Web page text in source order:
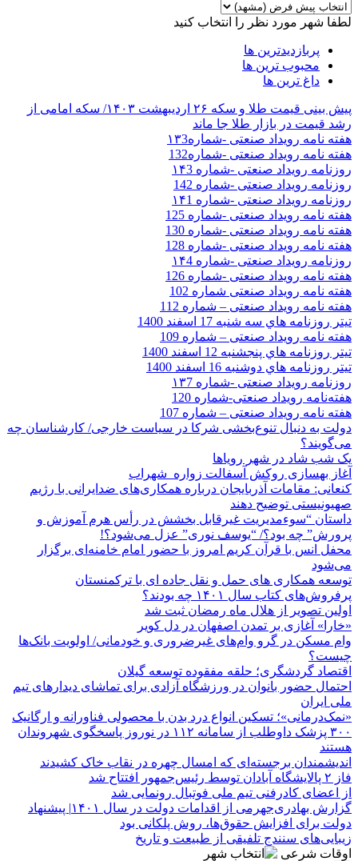
لطفا شهر مورد نظر را انتخاب کنید
پربازدیدترین ها
محبوب ترین ها
داغ ترین ها
پیش‌ بینی قیمت طلا و سکه ۲۶ اردیبهشت ۱۴۰۳/ سکه امامی از
رشد قیمت در بازار طلا جا ماند
هفته نامه رویداد صنعتی -شماره۱۳3
هفته نامه رویداد صنعتی -شماره132
روزنامه رویداد صنعتی -شماره ۱۴3
روزنامه رویداد صنعتی -شماره 142
روزنامه رویداد صنعتی -شماره ۱۴1
هفته نامه رویداد صنعتی -شماره 125
هفته نامه رویداد صنعتی -شماره 130
هفته نامه رویداد صنعتی -شماره 128
روزنامه رویداد صنعتی -شماره ۱۴4
هفته نامه رویداد صنعتی -شماره 126
هفته نامه رویداد صنعتی شماره 102
هفته نامه رویداد صنعتی – شماره 112
تيتر روزنامه هاي سه شنبه 17 اسفند 1400
هفته نامه رویداد صنعتی – شماره 109
تيتر روزنامه هاي پنجشنبه 12 اسفند 1400
تيتر روزنامه هاي دوشنبه 16 اسفند 1400
روزنامه رویداد صنعتی -شماره ۱۳7
هفته‌نامه رویداد صنعتی-شماره 120
هفته نامه رویداد صنعتی – شماره 107
دولت به دنبال تنوع‌بخشی شرکا در سیاست خارجی/ کارشناسان چه
می‌گویند؟
یک شب شاد در شهر رویاها
آغاز بهسازی روکش آسفالت زواره_شهراب
کنعانی: مقامات آذربایجان درباره همکاری‌های ضدایرانی با رژیم
صهیونیستی توضیح دهند
داستان “سوءمدیریت غیرقابل بخشش در رأس هرم آموزش و
پرورش” چه بود؟/ “یوسف نوری” عزل می‌شود؟!
محفل انس با قرآن کریم امروز با حضور امام خامنه‌ای برگزار
می‌شود
توسعه همکاری های حمل و نقل جاده ای با ترکمنستان
پرفروش‌های کتاب سال ۱۴۰۱ چه بودند؟
اولین تصویر از هلال ماه رمضان ثبت شد
«خارا» آغازی بر تمدن اصفهان در دل کویر
وام مسکن در گرو وام‌های غیرضروری و خودمانی/ اولویت بانک‌ها
چیست؟
اقتصاد گردشگری؛ حلقه مفقوده توسعه گیلان
احتمال حضور بانوان در ورزشگاه آزادی برای تماشای دیدارهای تیم
ملی ایران
«نمک‌درمانی»؛ تسکین انواع درد بدن با محصولی فناورانه و ارگانیک
۳۰۰ پزشک داوطلب از سامانه ۱۱۲ در نوروز پاسخگوی شهروندان
هستند
اندیشمندان برجسته‌ای که امسال چهره در نقاب خاک کشیدند
فاز ۲ پالایشگاه آبادان توسط رئیس‌جمهور افتتاح شد
از اعضای کادرفنی تیم ملی فوتبال رونمایی شد
گزارش بهادری‌جهرمی از اقدامات دولت در سال ۱۴۰۱| پیشنهاد
دولت برای افزایش حقوق‌ها، روش پلکانی بود
زیبایی‌های سنندج تلفیقی از طبیعت و تاریخ
اوقات شرعی